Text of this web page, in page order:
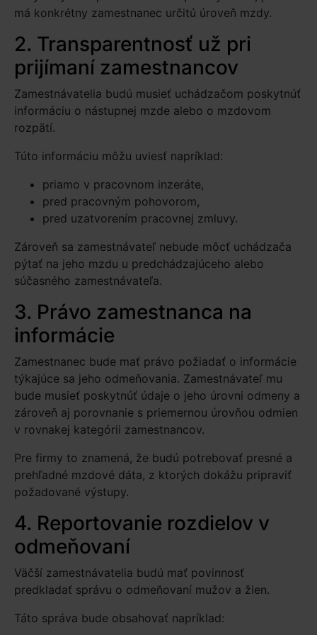
má konkrétny zamestnanec určitú úroveň mzdy.
2. Transparentnosť už pri
prijímaní zamestnancov
Zamestnávatelia budú musieť uchádzačom poskytnúť
informáciu o nástupnej mzde alebo o mzdovom
rozpätí.
Túto informáciu môžu uviesť napríklad:
priamo v pracovnom inzeráte,
pred pracovným pohovorom,
pred uzatvorením pracovnej zmluvy.
Zároveň sa zamestnávateľ nebude môcť uchádzača
pýtať na jeho mzdu u predchádzajúceho alebo
súčasného zamestnávateľa.
3. Právo zamestnanca na
informácie
Zamestnanec bude mať právo požiadať o informácie
týkajúce sa jeho odmeňovania. Zamestnávateľ mu
bude musieť poskytnúť údaje o jeho úrovni odmeny a
zároveň aj porovnanie s priemernou úrovňou odmien
v rovnakej kategórii zamestnancov.
Pre firmy to znamená, že budú potrebovať presné a
prehľadné mzdové dáta, z ktorých dokážu pripraviť
požadované výstupy.
4. Reportovanie rozdielov v
odmeňovaní
Väčší zamestnávatelia budú mať povinnosť
predkladať správu o odmeňovaní mužov a žien.
Táto správa bude obsahovať napríklad: